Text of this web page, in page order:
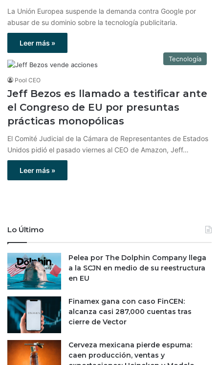
La Unión Europea suspende la demanda contra Google por
abusar de su dominio sobre la tecnología publicitaria.
Leer más »
Tecnología
Pool CEO
Jeff Bezos es llamado a testificar ante
el Congreso de EU por presuntas
prácticas monopólicas
El Comité Judicial de la Cámara de Representantes de Estados
Unidos pidió el pasado viernes al CEO de Amazon, Jeff…
Leer más »
Lo Último
Pelea por The Dolphin Company llega
a la SCJN en medio de su reestructura
en EU
Finamex gana con caso FinCEN:
alcanza casi 287,000 cuentas tras
cierre de Vector
Cerveza mexicana pierde espuma:
caen producción, ventas y